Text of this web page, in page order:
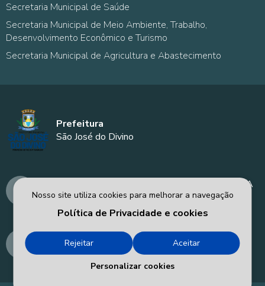
Secretaria Municipal de Saúde
Secretaria Municipal de Meio Ambiente, Trabalho,
Desenvolvimento Econômico e Turismo
Secretaria Municipal de Agricultura e Abastecimento
Prefeitura
São José do Divino
AVENIDA MANOEL DÍVINO - PREFEITURA
MUNICIPAL DE SÃO JOSÉ DO DIVINO - PI
prefeitura@saojosedodivino.pi.gov.br
86-98194-2918
Nosso site utiliza cookies para melhorar a navegação
Política de Privacidade e cookies
Rejeitar Aceitar
Personalizar cookies